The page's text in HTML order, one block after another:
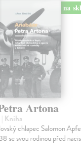
na
Artona
| Kniha
chlapec Salomon
se svou rodinou před